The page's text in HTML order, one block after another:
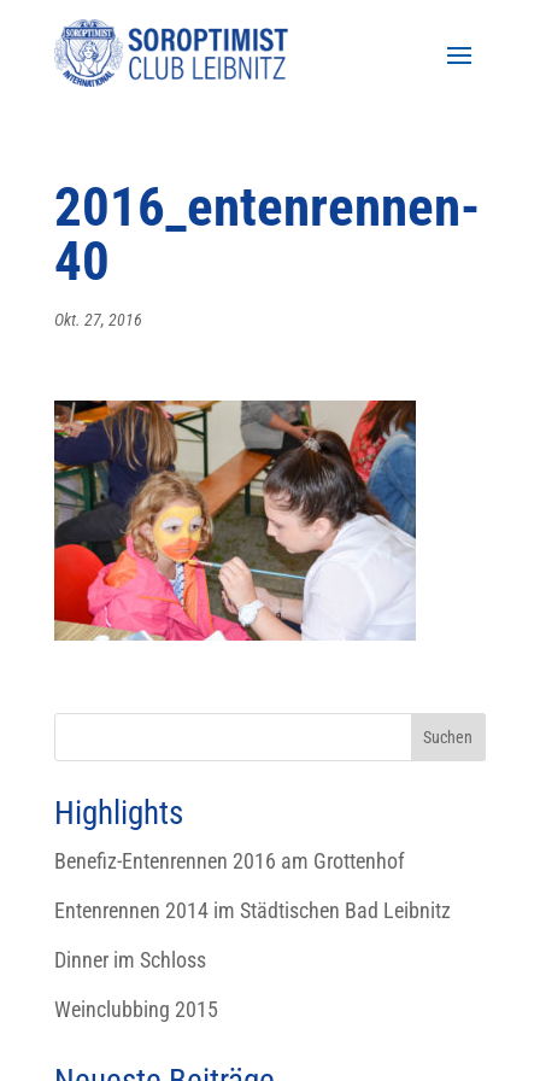
2016_entenrennen-
40
Okt. 27, 2016
Highlights
Benefiz-Entenrennen 2016 am Grottenhof
Entenrennen 2014 im Städtischen Bad Leibnitz
Dinner im Schloss
Weinclubbing 2015